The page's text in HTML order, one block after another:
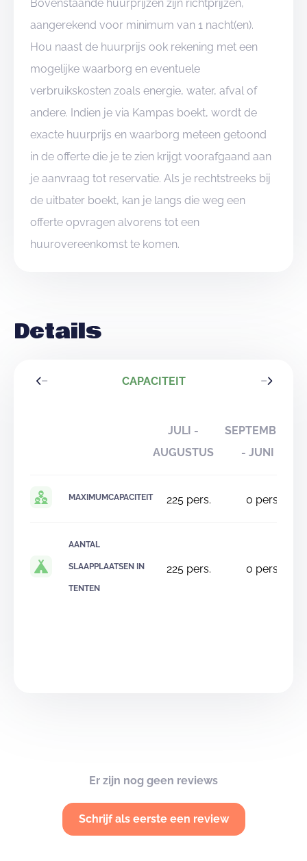
Bovenstaande huurprijzen zijn richtprijzen,
aangerekend voor minimum van 1 nacht(en).
Hou naast de huurprijs ook rekening met een
mogelijke waarborg en eventuele
verbruikskosten zoals energie, water, afval of
andere. Indien je via Kampas boekt, wordt de
exacte huurprijs en waarborg meteen getoond
in de offerte die je te zien krijgt voorafgaand aan
je aanvraag tot reservatie. Als je rechtstreeks bij
de uitbater boekt, kan je langs die weg een
offerte opvragen alvorens tot een
huurovereenkomst te komen.
Details
CAPACITEIT
JULI -
AUGUSTUS
SEPTEMBER
- JUNI
MAXIMUMCAPACITEIT 225 pers. 0 pers.
AANTAL
SLAAPPLAATSEN IN
TENTEN
225 pers. 0 pers.
Er zijn nog geen reviews
Schrijf als eerste een review